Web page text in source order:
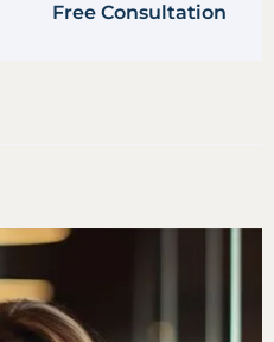
Free Consultation